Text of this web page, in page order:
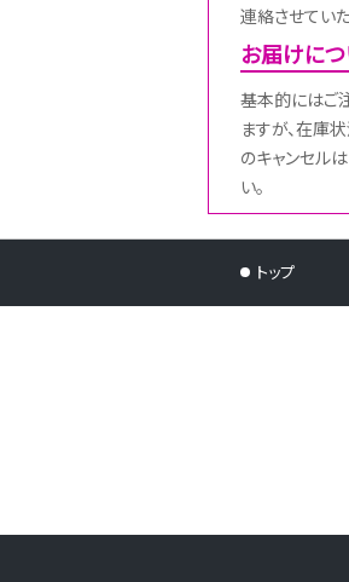
連絡させてい
お届けに
基本的にはご
ますが、在庫
のキャンセル
い。
トップ